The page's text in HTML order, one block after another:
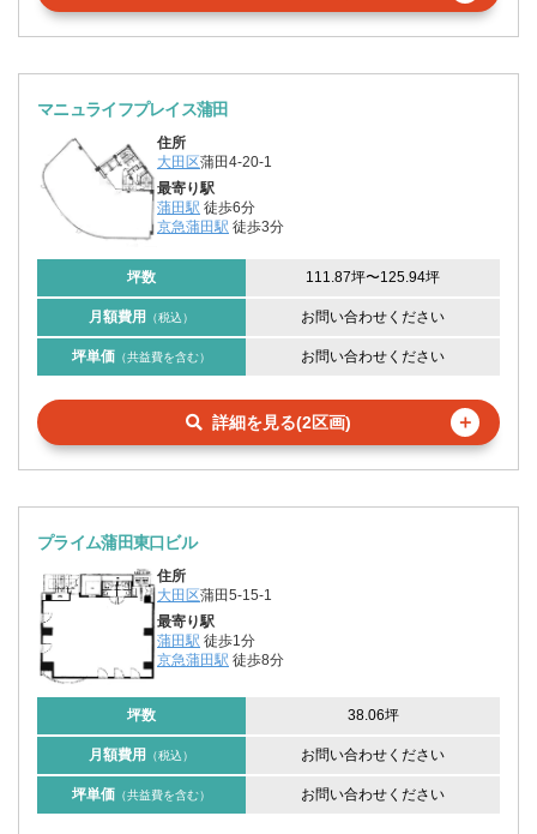
マニュライフプレイス蒲田
住所
大田区蒲田4-20-1
最寄り駅
蒲田駅 徒歩6分
京急蒲田駅 徒歩3分
坪数 111.87坪〜125.94坪
月額費用 （税込） お問い合わせください
坪単価 （共益費を含む） お問い合わせください
詳細を見る(2区画) ＋
プライム蒲田東口ビル
住所
大田区蒲田5-15-1
最寄り駅
蒲田駅 徒歩1分
京急蒲田駅 徒歩8分
坪数 38.06坪
月額費用 （税込） お問い合わせください
坪単価 （共益費を含む） お問い合わせください